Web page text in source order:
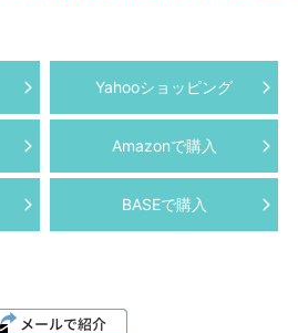
Yahooショッピング
Amazonで購入
BASEで購入